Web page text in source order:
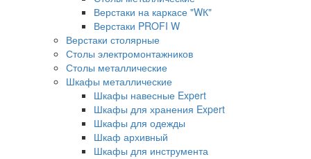
Верстаки на каркасе "WК"
Верстаки PROFI W
Верстаки столярные
Столы электромонтажников
Столы металлические
Шкафы металлические
Шкафы навесные Expert
Шкафы для хранения Expert
Шкафы для одежды
Шкаф архивный
Шкафы для инструмента